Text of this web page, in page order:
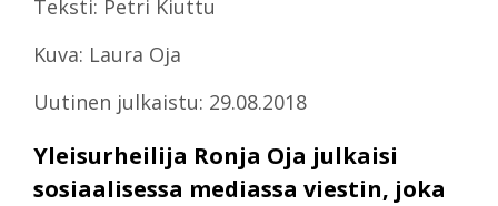
Teksti: Petri Kiuttu
Kuva: Laura Oja
Uutinen julkaistu: 29.08.2018
Yleisurheilija Ronja Oja julkaisi
sosiaalisessa mediassa viestin, joka